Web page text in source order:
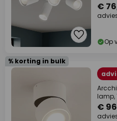
€
Op
% korting in bulk
lamp,
€